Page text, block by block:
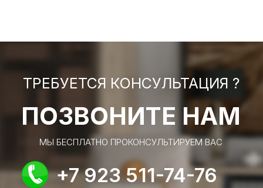
ТРЕБУЕТСЯ КОНСУЛЬТАЦИЯ ?
ПОЗВОНИТЕ НАМ
МЫ БЕСПЛАТНО ПРОКОНСУЛЬТИРУЕМ ВАС
+7 923 511-74-76